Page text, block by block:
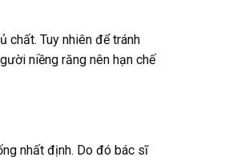
chất. Tuy nhiên để tránh
niềng răng nên hạn chế
nhất định. Do đó bác sĩ